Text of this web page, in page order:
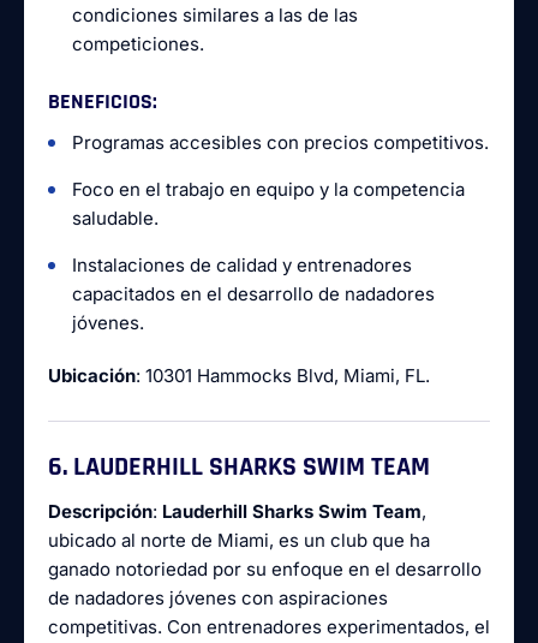
condiciones similares a las de las
competiciones.
BENEFICIOS:
Programas accesibles con precios competitivos.
Foco en el trabajo en equipo y la competencia
saludable.
Instalaciones de calidad y entrenadores
capacitados en el desarrollo de nadadores
jóvenes.
Ubicación: 10301 Hammocks Blvd, Miami, FL.
6. LAUDERHILL SHARKS SWIM TEAM
Descripción: Lauderhill Sharks Swim Team,
ubicado al norte de Miami, es un club que ha
ganado notoriedad por su enfoque en el desarrollo
de nadadores jóvenes con aspiraciones
competitivas. Con entrenadores experimentados, el